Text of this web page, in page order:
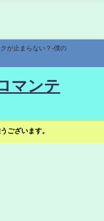
が止まらない？-僕の
マンテ
ございます。